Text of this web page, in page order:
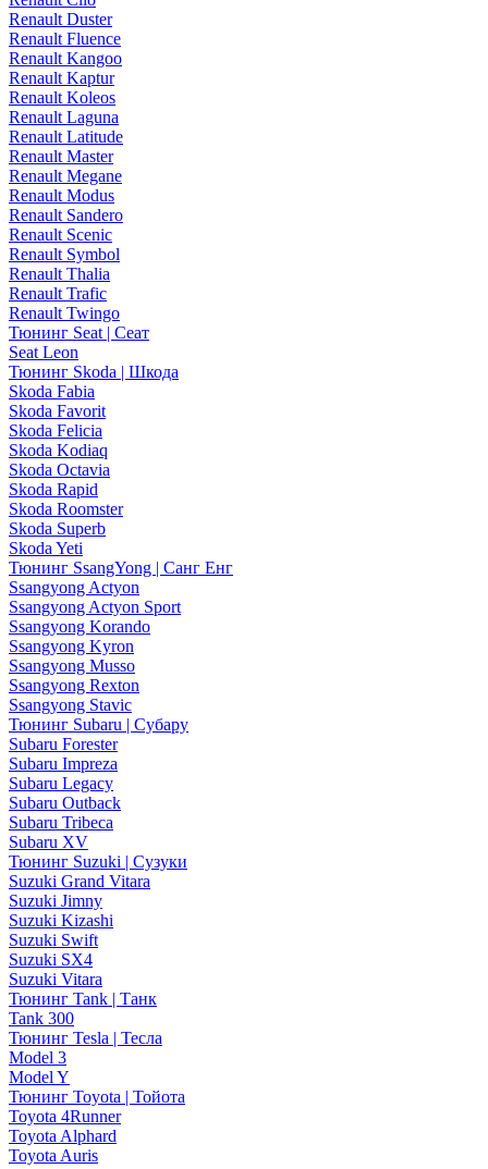
Renault Duster
Renault Fluence
Renault Kangoo
Renault Kaptur
Renault Koleos
Renault Laguna
Renault Latitude
Renault Master
Renault Megane
Renault Modus
Renault Sandero
Renault Scenic
Renault Symbol
Renault Thalia
Renault Trafic
Renault Twingo
Тюнинг Seat | Сеат
Seat Leon
Тюнинг Skoda | Шкода
Skoda Fabia
Skoda Favorit
Skoda Felicia
Skoda Kodiaq
Skoda Octavia
Skoda Rapid
Skoda Roomster
Skoda Superb
Skoda Yeti
Тюнинг SsangYong | Санг Енг
Ssangyong Actyon
Ssangyong Actyon Sport
Ssangyong Korando
Ssangyong Kyron
Ssangyong Musso
Ssangyong Rexton
Ssangyong Stavic
Тюнинг Subaru | Субару
Subaru Forester
Subaru Impreza
Subaru Legacy
Subaru Outback
Subaru Tribeca
Subaru XV
Тюнинг Suzuki | Сузуки
Suzuki Grand Vitara
Suzuki Jimny
Suzuki Kizashi
Suzuki Swift
Suzuki SX4
Suzuki Vitara
Тюнинг Tank | Танк
Tank 300
Тюнинг Tesla | Тесла
Model 3
Model Y
Тюнинг Toyota | Тойота
Toyota 4Runner
Toyota Alphard
Toyota Auris